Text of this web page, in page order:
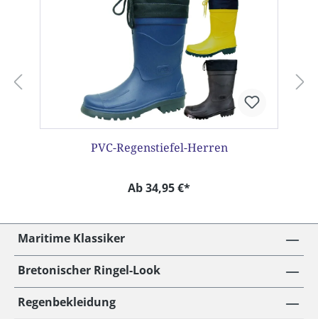
PVC-Regenstiefel-Herren
Ab 34,95 €*
Maritime Klassiker
Bretonischer Ringel-Look
Regenbekleidung